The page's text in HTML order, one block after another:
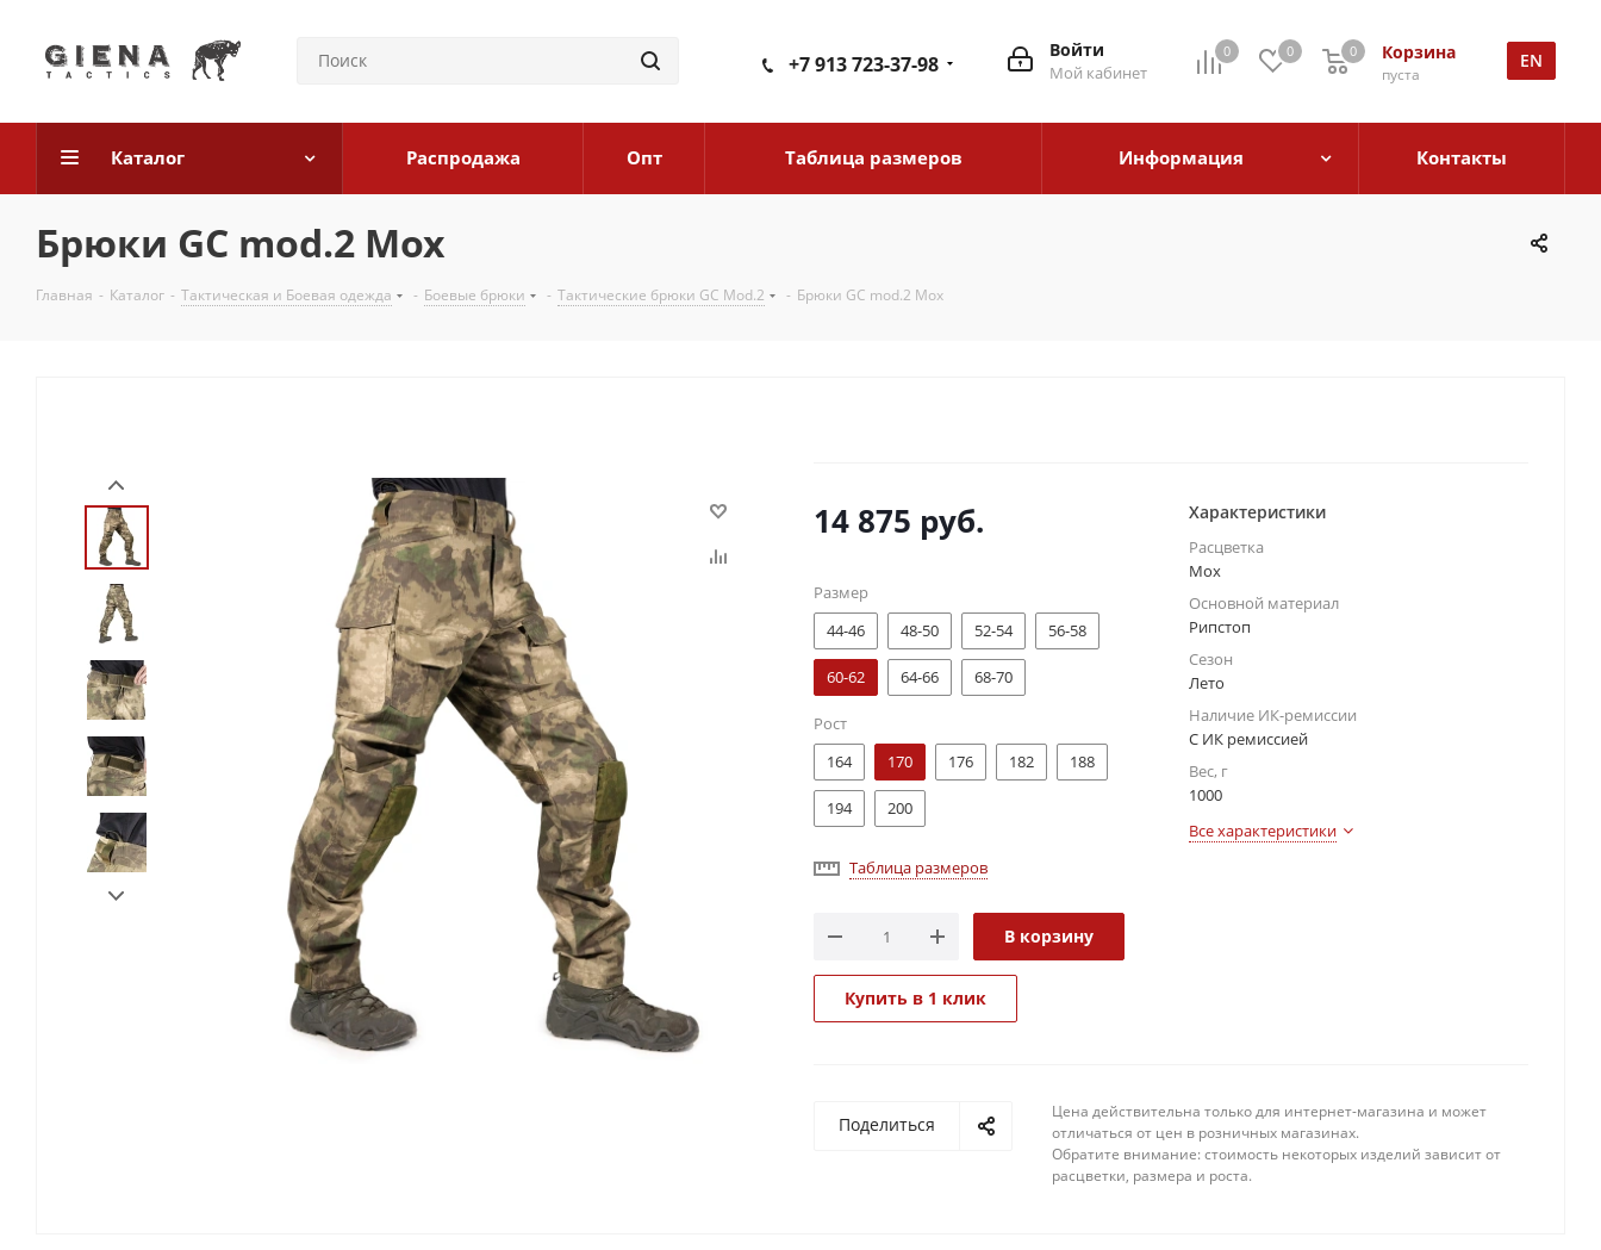
EN
0 0 Корзина
пуста
0
Войти
Мой кабинет
+7 913 723-37-98
Каталог Распродажа Опт Таблица размеров Информация Контакты
Брюки GC mod.2 Мох
Главная - Каталог - Тактическая и Боевая одежда - Боевые брюки - Тактические брюки GC Mod.2 - Брюки GC mod.2 Мох
14 875 руб.
Размер
44-46
48-50 52-54 56-58
60-62 64-66 68-70
Рост
164
170 176 182 188
194 200
Таблица размеров
В корзину
Купить в 1 клик
Характеристики
Расцветка
Мох
Основной материал
Рипстоп
Сезон
Лето
Наличие ИК-ремиссии
С ИК ремиссией
Вес, г
1000
Все характеристики
Поделиться
Цена действительна только для интернет-магазина и может
отличаться от цен в розничных магазинах.
Обратите внимание: стоимость некоторых изделий зависит от
расцветки, размера и роста.